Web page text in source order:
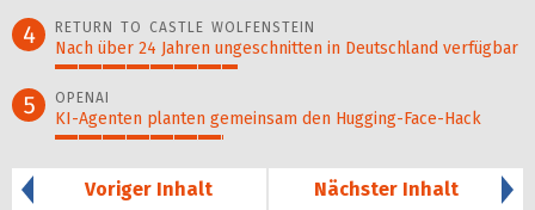
4 RETURN TO CASTLE WOLFENSTEIN
Nach über 24 Jahren ungeschnitten in Deutschland verfügbar
5 OPENAI
KI-Agenten planten gemein­sam den Hugging-Face-Hack
Voriger Inhalt
Nächster Inhalt